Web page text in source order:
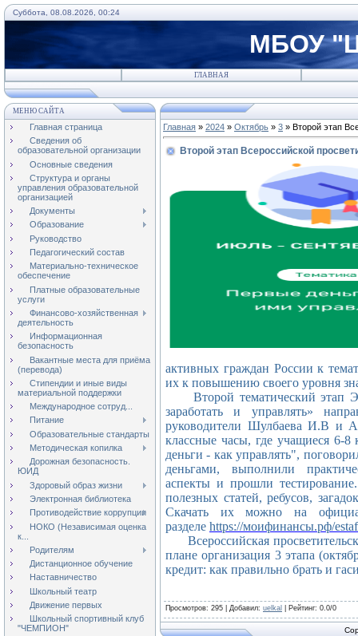
Суббота, 08.08.2026, 00:24
МБОУ
ГЛАВНАЯ
МЕНЮ САЙТА
Главная страница
Сведения об
образовательной организации
Основные сведения
Структура и органы
управления образовательной
организацией
Документы
Образование
Руководство
Педагогический состав
Материально-техническое
обеспечение
Платные образовательные
услуги
Финансово-хозяйственная
деятельность
Информационная
безопасность
Вакантные места для приёма
(перевода)
Стипендии и иные виды
материальной поддержки
Международное сотруд...
Питание
Образовательные стандарты
Методическая копилка
Дорожная безопасность.
ЮИД
Здоровый образ жизни
Электронная библиотека
Противодействие коррупции
НОКО (Независимая оценка
к...
Родителям
Дистанционное обучение
Наставничество
Школьный театр
Движение первых
Школьный спортивный клуб
"ЧЕМПИОН"
Главная » 2024 » Октябрь » 3 » Второй этап
Второй этап Всероссийской
активных граждан России к
их к повышению своего уровня
Второй тематический этап
заработать и управлять»
руководители Шулбаева И.В и
классные часы, где учащиеся 6-
деньги - как управлять",
деньгами, выполнили
аспекты и прошли
полезных статей, ребусов,
Скачать их можно на
разделе https://моифинансы.рф/
Всероссийская
плане организация 3 этапа
кредит: как правильно брать и
Просмотров: 295 | Добавил: uelkal Рейтинг: 0.0/0